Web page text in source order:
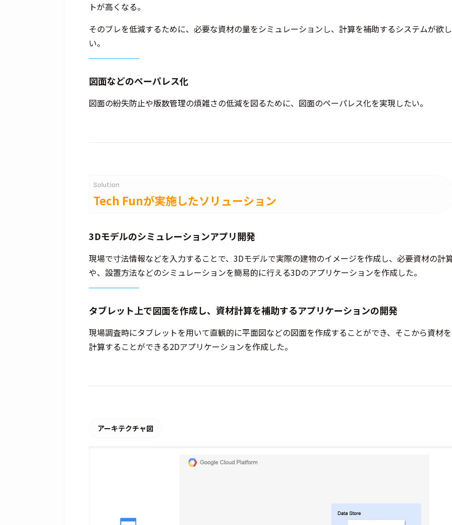
トが高くなる。
そのブレを低減するために、必要な資材の量をシミュレーションし、計算を補助するシステムが欲し
い。
図面などのペーパレス化
図面の紛失防止や版数管理の煩雑さの低減を図るために、図面のペーパレス化を実現したい。
Solution
Tech Funが実施したソリューション
3Dモデルのシミュレーションアプリ開発
現場で寸法情報などを入力することで、3Dモデルで実際の建物のイメージを作成し、必要資材の計
や、設置方法などのシミュレーションを簡易的に行える3Dのアプリケーションを作成した。
タブレット上で図面を作成し、資材計算を補助するアプリケーションの開発
現場調査時にタブレットを用いて直観的に平面図などの図面を作成することができ、そこから資材を
計算することができる2Dアプリケーションを作成した。
アーキテクチャ図